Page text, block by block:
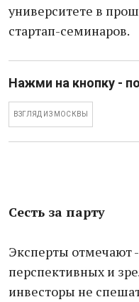
университете в
стартап-семинаров.
Нажми на кнопку -
ВЗГЛЯД ИЗ МОСКВЫ
Сесть за парту
Эксперты отмечают
перспективных и
инвесторы не